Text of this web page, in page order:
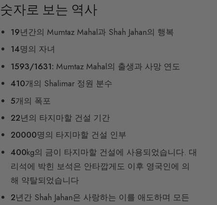
숫자로 보는 역사
19년간의 Mumtaz Mahal과 Shah Jahan의 행복
14명의 자녀
1593/1631: Mumtaz Mahal의 출생과 사망 연도
410개의 Shalimar 정원 분수
5개의 폭포
22년의 타지마할 건설 기간
20000명의 타지마할 건설 인부
400kg의 금이 타지마할 건설에 사용되었습니다. 대
리석에 박힌 보석은 안타깝게도 이후 영국인에 의
해 약탈되었습니다
2년간 Shah Jahan은 사랑하는 이를 애도하며 모든